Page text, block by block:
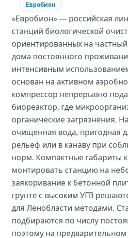
Евробион
«Евробион» — российская
станций биологической
ориентированных на частный
дома постоянного
интенсивным
основан на активном
компрессор непрерывно
биореактор, где
органические загрязнения.
очищенная вода, пригодная
рельеф или в канаву при
норм. Компактные габариты
монтировать станцию на
заякоривание к бетонной
грунте с высоким УГВ
для Ленобласти методами.
подбираются по числу
поэтому на